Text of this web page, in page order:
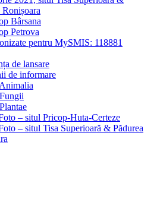
Ronișoara
Bârsana
Petrova
pentru MySMIS: 118881
de lansare
de informare
– situl Pricop-Huta-Certeze
– situl Tisa Superioară & Pădurea